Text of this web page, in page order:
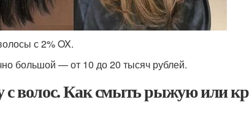
с 2% OX.
большой — от 10 до 20 тысяч рублей.
с волос. Как смыть рыжую или